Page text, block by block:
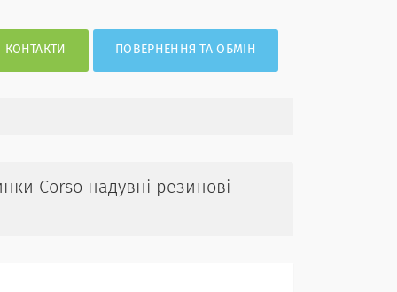
КОНТАКТИ ПОВЕРНЕННЯ ТА ОБМІН
Corso надувні резинові